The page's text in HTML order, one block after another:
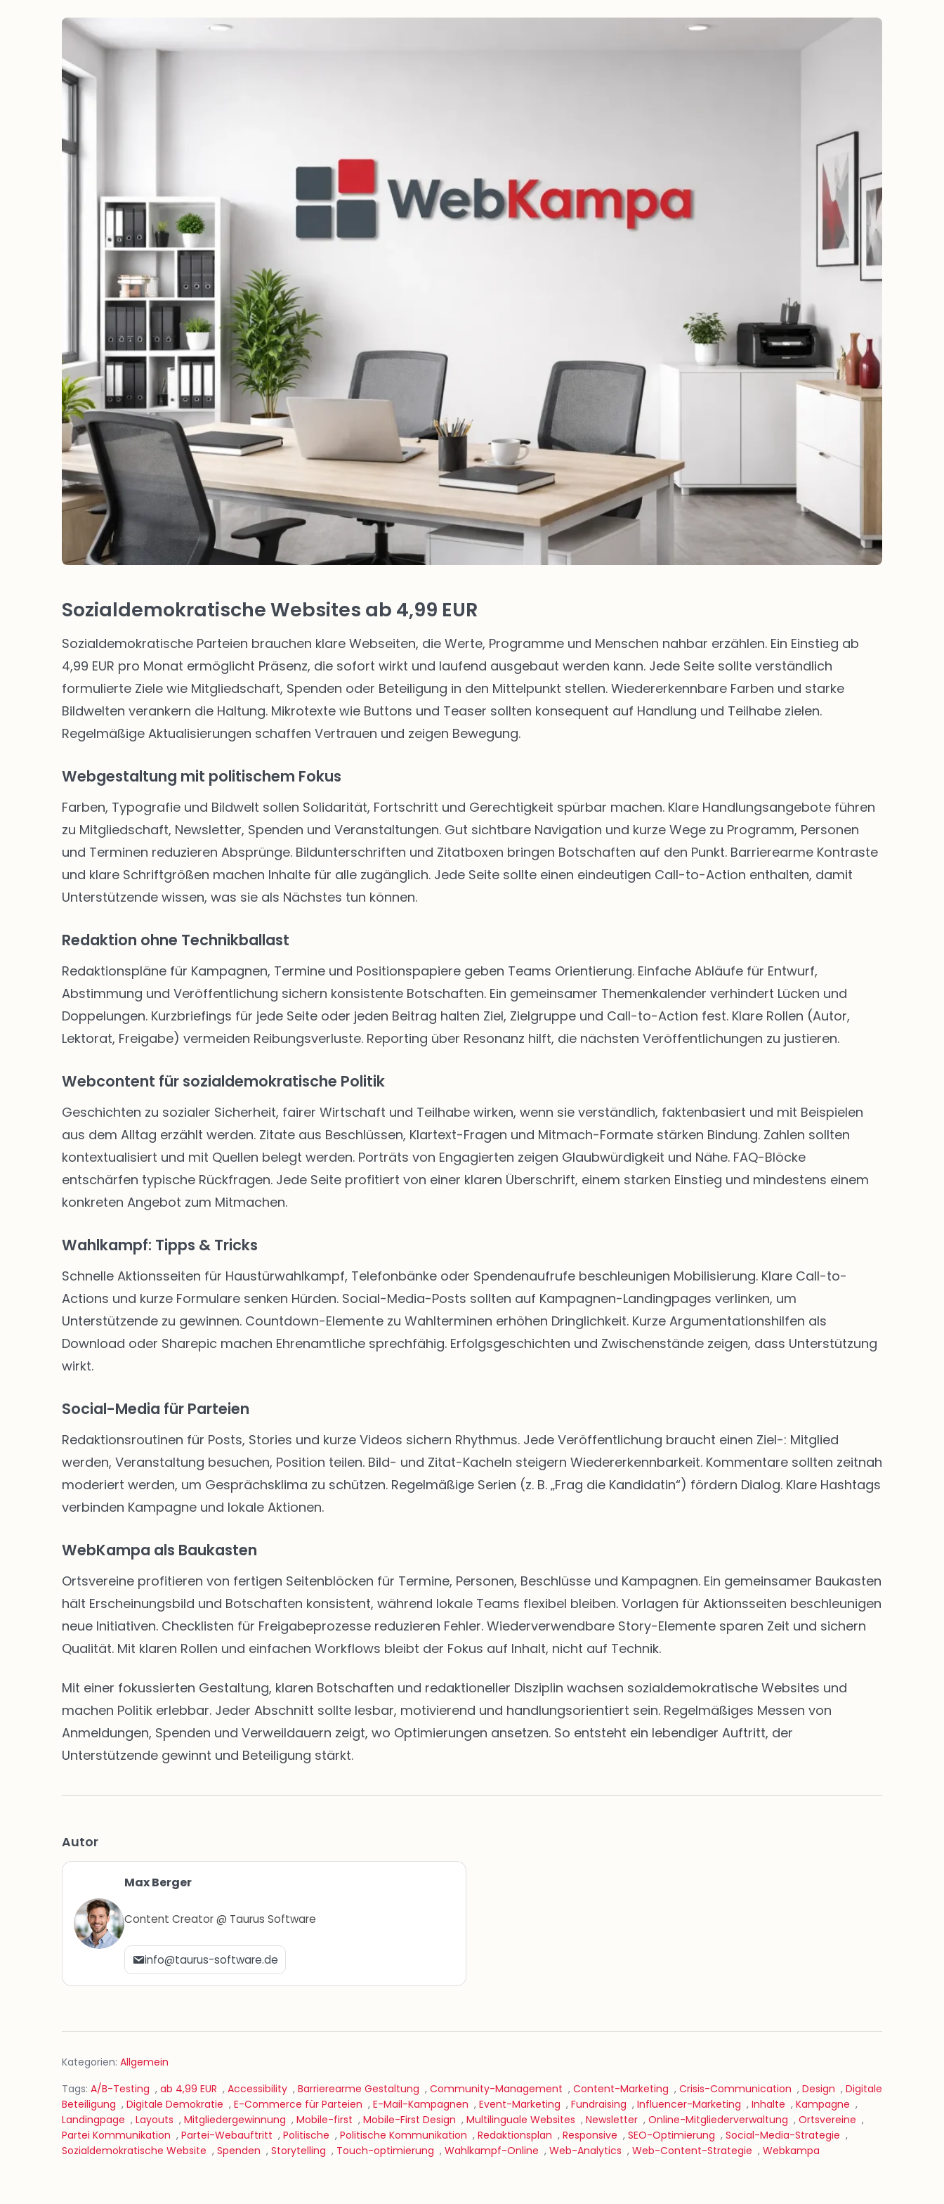
Wahlkampf auf Facebook
Reichweite & Community über
Sozialdemokratische Websites ab 4,99 EUR
Sozialdemokratische Parteien brauchen klare Webseiten, die Werte, Programme und Menschen nahbar erzählen. Ein Einstieg ab
4,99 EUR pro Monat ermöglicht Präsenz, die sofort wirkt und laufend ausgebaut werden kann. Jede Seite sollte verständlich
formulierte Ziele wie Mitgliedschaft, Spenden oder Beteiligung in den Mittelpunkt stellen. Wiedererkennbare Farben und starke
Bildwelten verankern die Haltung. Mikrotexte wie Buttons und Teaser sollten konsequent auf Handlung und Teilhabe zielen.
Regelmäßige Aktualisierungen schaffen Vertrauen und zeigen Bewegung.
Webgestaltung mit politischem Fokus
Farben, Typografie und Bildwelt sollen Solidarität, Fortschritt und Gerechtigkeit spürbar machen. Klare Handlungsangebote führen
zu Mitgliedschaft, Newsletter, Spenden und Veranstaltungen. Gut sichtbare Navigation und kurze Wege zu Programm, Personen
und Terminen reduzieren Absprünge. Bildunterschriften und Zitatboxen bringen Botschaften auf den Punkt. Barrierearme Kontraste
und klare Schriftgrößen machen Inhalte für alle zugänglich. Jede Seite sollte einen eindeutigen Call-to-Action enthalten, damit
Unterstützende wissen, was sie als Nächstes tun können.
Redaktion ohne Technikballast
Redaktionspläne für Kampagnen, Termine und Positionspapiere geben Teams Orientierung. Einfache Abläufe für Entwurf,
Abstimmung und Veröffentlichung sichern konsistente Botschaften. Ein gemeinsamer Themenkalender verhindert Lücken und
Doppelungen. Kurzbriefings für jede Seite oder jeden Beitrag halten Ziel, Zielgruppe und Call-to-Action fest. Klare Rollen (Autor,
Lektorat, Freigabe) vermeiden Reibungsverluste. Reporting über Resonanz hilft, die nächsten Veröffentlichungen zu justieren.
Webcontent für sozialdemokratische Politik
Geschichten zu sozialer Sicherheit, fairer Wirtschaft und Teilhabe wirken, wenn sie verständlich, faktenbasiert und mit Beispielen
aus dem Alltag erzählt werden. Zitate aus Beschlüssen, Klartext-Fragen und Mitmach-Formate stärken Bindung. Zahlen sollten
kontextualisiert und mit Quellen belegt werden. Porträts von Engagierten zeigen Glaubwürdigkeit und Nähe. FAQ-Blöcke
entschärfen typische Rückfragen. Jede Seite profitiert von einer klaren Überschrift, einem starken Einstieg und mindestens einem
konkreten Angebot zum Mitmachen.
Wahlkampf: Tipps & Tricks
Schnelle Aktionsseiten für Haustürwahlkampf, Telefonbänke oder Spendenaufrufe beschleunigen Mobilisierung. Klare Call-to-
Actions und kurze Formulare senken Hürden. Social-Media-Posts sollten auf Kampagnen-Landingpages verlinken, um
Unterstützende zu gewinnen. Countdown-Elemente zu Wahlterminen erhöhen Dringlichkeit. Kurze Argumentationshilfen als
Download oder Sharepic machen Ehrenamtliche sprechfähig. Erfolgsgeschichten und Zwischenstände zeigen, dass Unterstützung
wirkt.
Social-Media für Parteien
Redaktionsroutinen für Posts, Stories und kurze Videos sichern Rhythmus. Jede Veröffentlichung braucht einen Ziel-: Mitglied
werden, Veranstaltung besuchen, Position teilen. Bild- und Zitat-Kacheln steigern Wiedererkennbarkeit. Kommentare sollten zeitnah
moderiert werden, um Gesprächsklima zu schützen. Regelmäßige Serien (z. B. „Frag die Kandidatin“) fördern Dialog. Klare Hashtags
verbinden Kampagne und lokale Aktionen.
WebKampa als Baukasten
Ortsvereine profitieren von fertigen Seitenblöcken für Termine, Personen, Beschlüsse und Kampagnen. Ein gemeinsamer Baukasten
hält Erscheinungsbild und Botschaften konsistent, während lokale Teams flexibel bleiben. Vorlagen für Aktionsseiten beschleunigen
neue Initiativen. Checklisten für Freigabeprozesse reduzieren Fehler. Wiederverwendbare Story-Elemente sparen Zeit und sichern
Qualität. Mit klaren Rollen und einfachen Workflows bleibt der Fokus auf Inhalt, nicht auf Technik.
Mit einer fokussierten Gestaltung, klaren Botschaften und redaktioneller Disziplin wachsen sozialdemokratische Websites und
machen Politik erlebbar. Jeder Abschnitt sollte lesbar, motivierend und handlungsorientiert sein. Regelmäßiges Messen von
Anmeldungen, Spenden und Verweildauern zeigt, wo Optimierungen ansetzen. So entsteht ein lebendiger Auftritt, der
Unterstützende gewinnt und Beteiligung stärkt.
Autor
Max Berger
Content Creator @ Taurus Software
info@taurus-software.de
Kategorien: Allgemein
Tags: A/B-Testing , ab 4,99 EUR , Accessibility , Barrierearme Gestaltung , Community-Management , Content-Marketing , Crisis-Communication , Design , Digitale
Beteiligung , Digitale Demokratie , E-Commerce für Parteien , E-Mail-Kampagnen , Event-Marketing , Fundraising , Influencer-Marketing , Inhalte , Kampagne ,
Landingpage , Layouts , Mitgliedergewinnung , Mobile-first , Mobile-First Design , Multilinguale Websites , Newsletter , Online-Mitgliederverwaltung , Ortsvereine ,
Partei Kommunikation , Partei-Webauftritt , Politische , Politische Kommunikation , Redaktionsplan , Responsive , SEO-Optimierung , Social-Media-Strategie ,
Sozialdemokratische Website , Spenden , Storytelling , Touch-optimierung , Wahlkampf-Online , Web-Analytics , Web-Content-Strategie , Webkampa